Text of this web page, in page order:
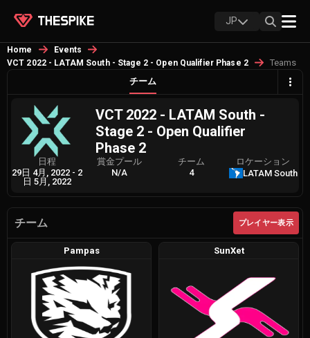
JP
Home
Events
VCT 2022 - LATAM South - Stage 2 - Open Qualifier Phase 2
Teams
チーム
VCT 2022 - LATAM South -
Stage 2 - Open Qualifier
Phase 2
日程
29日 4月, 2022 - 2
日 5月, 2022
賞金プール
N/A
チーム
4
ロケーション
LATAM South
チーム プレイヤー表示
Pampas SunXet